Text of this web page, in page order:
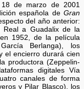
de marzo de 2001
española de Gran
del año anterior:
Real a Guadalix de la
1952, de la película
Berlanga), los
el encierro durará cien
productora (Zeppelin-
digitales Vía
canales de forma
y Pilar Blasco), los